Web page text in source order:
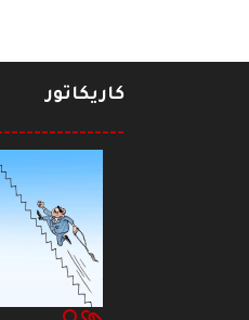
كاريكاتور